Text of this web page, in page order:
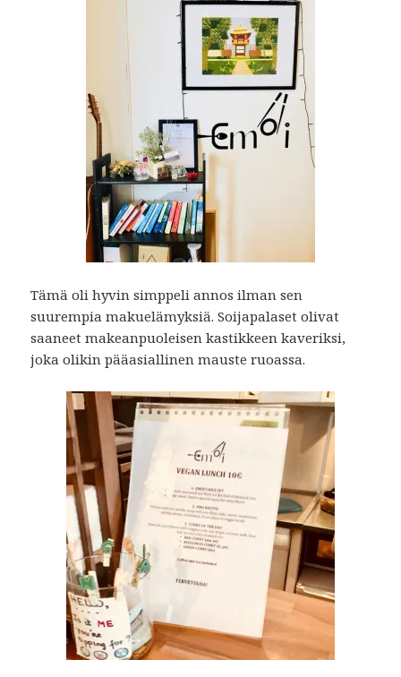
Tämä oli hyvin simppeli annos ilman sen
suurempia makuelämyksiä. Soijapalaset olivat
saaneet makeanpuoleisen kastikkeen kaveriksi,
joka olikin pääasiallinen mauste ruoassa.